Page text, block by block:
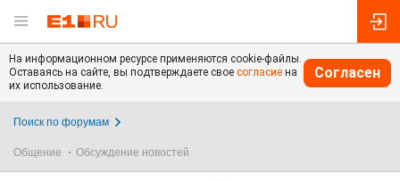
На информационном ресурсе применяются cookie-файлы.
Оставаясь на сайте, вы подтверждаете свое согласие на
их использование.
Согласен
Поиск по форумам
Общение Обсуждение новостей